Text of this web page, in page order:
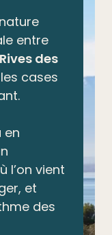
entre
Rives des
cases
en
l’on vient
et
des